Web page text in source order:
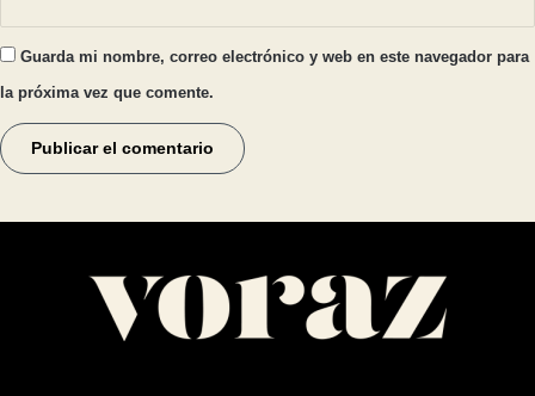
Guarda mi nombre, correo electrónico y web en este navegador para
la próxima vez que comente.